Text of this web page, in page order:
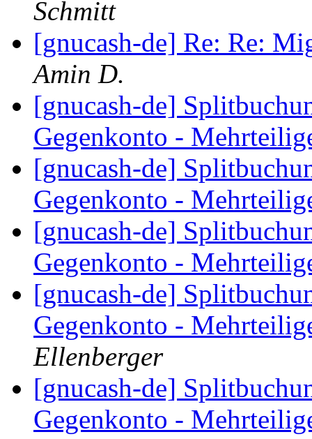
Schmitt
[gnucash-de] Re: Re:
Amin D.
[gnucash-de]
Gegenkonto -
[gnucash-de]
Gegenkonto -
[gnucash-de]
Gegenkonto -
[gnucash-de]
Gegenkonto -
Ellenberger
[gnucash-de]
Gegenkonto -